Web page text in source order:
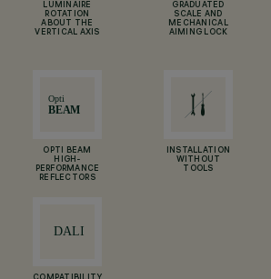
LUMINAIRE
ROTATION
ABOUT THE
VERTICAL AXIS
GRADUATED
SCALE AND
MECHANICAL
AIMING LOCK
OPTI BEAM
HIGH-
PERFORMANCE
REFLECTORS
INSTALLATION
WITHOUT
TOOLS